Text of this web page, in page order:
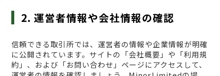
2. 運営者情報や会社情報の確認
信頼できる取引所では、運営者の情報や企業情報が明確
に公開されています。サイトの「会社概要」や「利用規
約」、および「お問い合わせ」ページにアクセスして、